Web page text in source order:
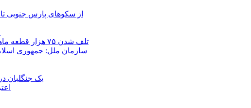
از سکوهای پارس جنوبی
تلف شدن ۷۵ هزار قطعه ماهی در رودخانه مسقان شیراز بر اثر ورود شورابه فوق‌اشباع
سازمان ملل: جمهوری
یک جنگلبان